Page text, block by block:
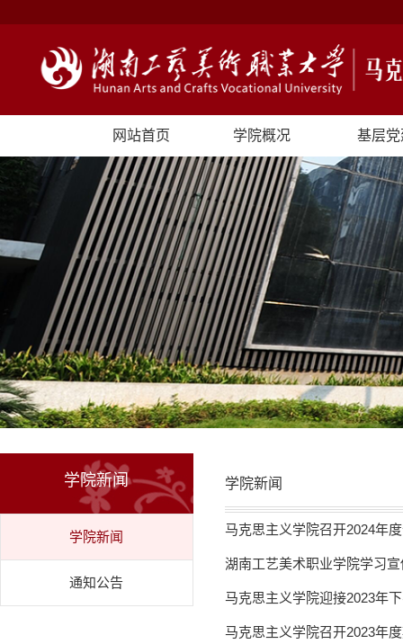
网站首页 学院概况 基层党
学院新闻
学院新闻
通知公告
学院新闻
马克思主义学院召开2024年
湖南工艺美术职业学院学习
马克思主义学院迎接2023年
马克思主义学院召开2023年